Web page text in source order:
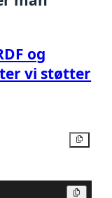
og
vi støtter